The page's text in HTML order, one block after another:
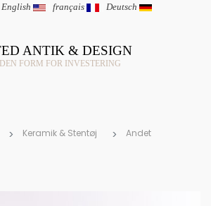
English | français | Deutsch
ANTIK & DESIGN
FORM FOR INVESTERING
Keramik & Stentøj
Andet